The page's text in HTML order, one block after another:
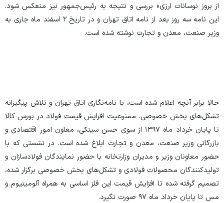
از بروز نوسانات ارزی» بررسی و نتیجه به رئیس‌جمهور نیز منعکس شود.
این نامه سه روز بعد از نامه اتاق تهران و در تاریخ ۲ اسفند ماه جاری به
وزیر صنعت، معدن و تجارت نوشته شده است.
حالا برابر آنچه اعلام شده است، با نامه‌نگاری اتاق تهران و تلاش پیگیرانه
تشکل‌های بخش خصوصی، ممنوعیت افزایش قیمت فولاد در بورس کالا
تا پایان خرداد ماه ۱۳۹۷ از سوی حسن سینکی، معاون امور اقتصادی و
بازرگانی وزیر صنعت، معدن و تجارت ابلاغ شده است. در نشستی که با
حضور معاونان وزیر و مدیران وزارتخانه با حضور نمایندگان فولادسازان و
تولیدکنندگان محصولات فولادی و تشکل‌های بخش خصوصی برگزار شده،
تصمیم گرفته شده تا افزایش قیمت این فلز اساسی به همراه آلومینیوم و
مس تا پایان خرداد ماه ۹۷ صورت نگیرد
.